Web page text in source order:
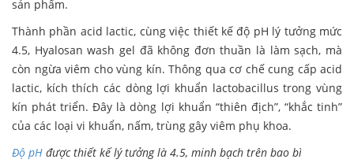
sản phẩm.
Thành phần acid lactic, cùng việc thiết kế độ pH lý tưởng mức
4.5, Hyalosan wash gel đã không đơn thuần là làm sạch, mà
còn ngừa viêm cho vùng kín. Thông qua cơ chế cung cấp acid
lactic, kích thích các dòng lợi khuẩn lactobacillus trong vùng
kín phát triển. Đây là dòng lợi khuẩn “thiên địch”, “khắc tinh”
của các loại vi khuẩn, nấm, trùng gây viêm phụ khoa.
Độ pH được thiết kế lý tưởng là 4.5, minh bạch trên bao bì